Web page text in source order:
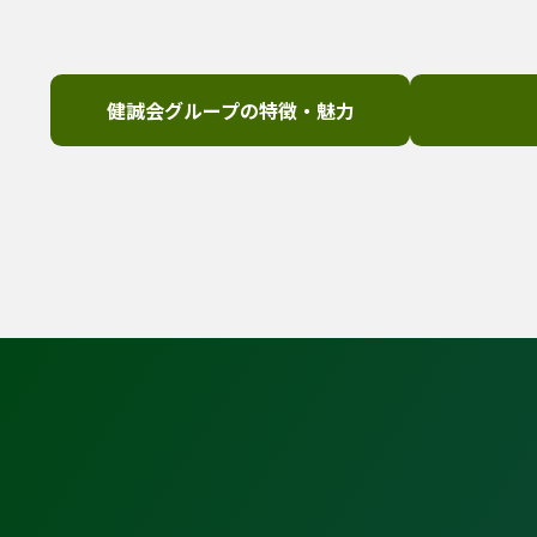
健誠会グループの特徴・魅力